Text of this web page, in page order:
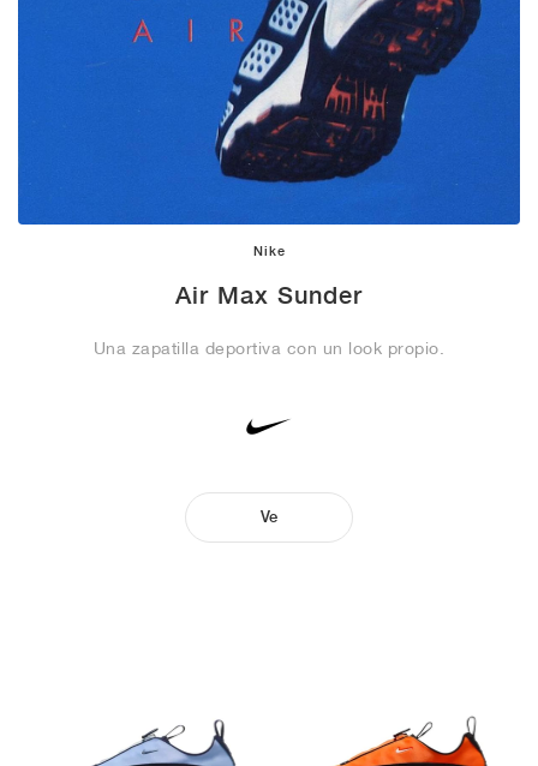
Nike
Air Max Sunder
Una zapatilla deportiva con un look propio.
Ve